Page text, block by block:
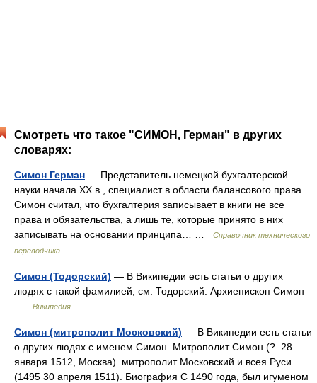
Смотреть что такое "СИМОН, Герман" в других
словарях:
Симон Герман — Представитель немецкой бухгалтерской
науки начала XX в., специалист в области балансового права.
Симон считал, что бухгалтерия записывает в книги не все
права и обязательства, а лишь те, которые принято в них
записывать на основании принципа… …
Справочник технического
переводчика
Симон (Тодорский) — В Википедии есть статьи о других
людях с такой фамилией, см. Тодорский. Архиепископ Симон
Википедия
Симон (митрополит Московский) — В Википедии есть статьи
о других людях с именем Симон. Митрополит Симон (? 28
января 1512, Москва) митрополит Московский и всея Руси
(1495 30 апреля 1511). Биография С 1490 года, был игуменом